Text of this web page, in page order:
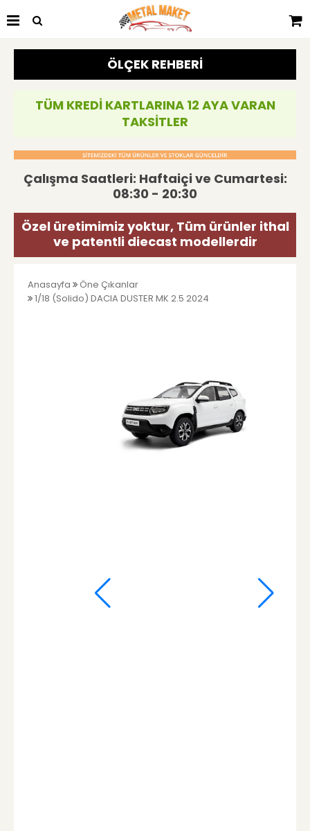
ÖLÇEK REHBERİ
TÜM KREDİ KARTLARINA 12 AYA VARAN
TAKSİTLER
Çalışma Saatleri: Haftaiçi ve Cumartesi:
08:30 - 20:30
Özel üretimimiz yoktur, Tüm ürünler ithal
ve patentli diecast modellerdir
Anasayfa
Öne Çıkanlar
1/18 (Solido) DACIA DUSTER MK 2.5 2024